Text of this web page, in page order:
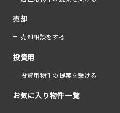
売却
売却相談をする
投資用
投資用物件の提案を受ける
お気に入り物件一覧